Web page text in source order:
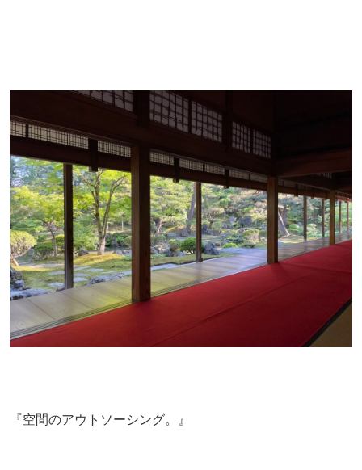
『空間のアウトソーシング。』